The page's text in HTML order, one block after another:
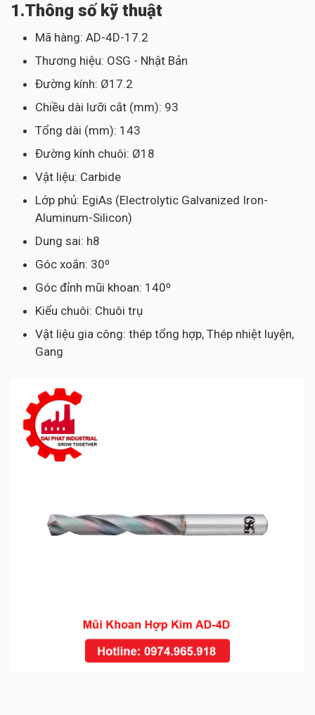
1.Thông số kỹ thuật
Mã hàng: AD-4D-17.2
Thương hiệu: OSG - Nhật Bản
Đường kính: Ø17.2
Chiều dài lưỡi cắt (mm): 93
Tổng dài (mm): 143
Đường kính chuôi: Ø18
Vật liệu: Carbide
Lớp phủ: EgiAs (Electrolytic Galvanized Iron-
Aluminum-Silicon)
Dung sai: h8
Góc xoắn: 30⁰
Góc đỉnh mũi khoan: 140⁰
Kiểu chuôi: Chuôi trụ
Vật liệu gia công: thép tổng hợp, Thép nhiệt luyện,
Gang